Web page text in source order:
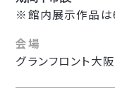
※館内展示作品
会場
グランフロント大